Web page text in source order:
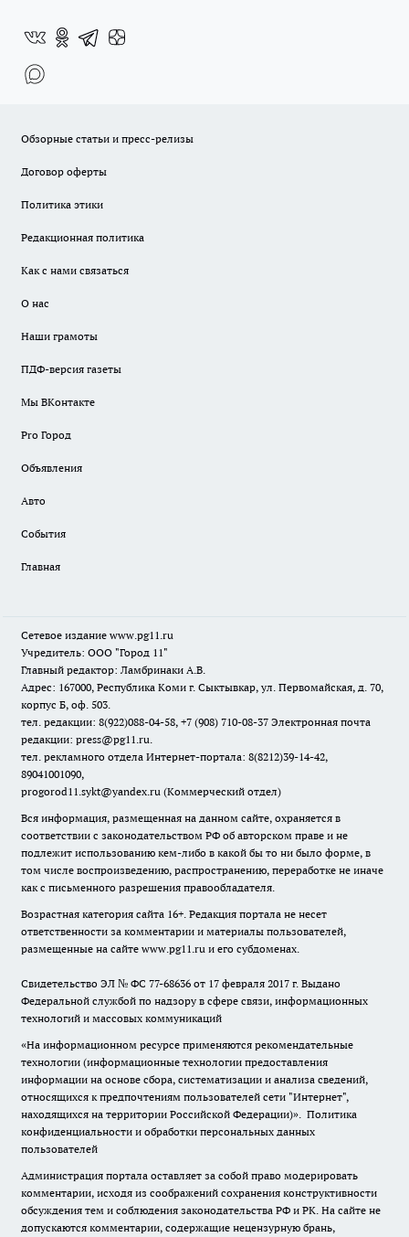
Обзорные статьи и пресс-релизы
Договор оферты
Политика этики
Редакционная политика
Как с нами связаться
О нас
Наши грамоты
ПДФ-версия газеты
Мы ВКонтакте
Pro Город
Объявления
Авто
События
Главная
Сетевое издание www.pg11.ru
Учредитель: ООО "Город 11"
Главный редактор: Ламбринаки А.В.
Адрес: 167000, Республика Коми г. Сыктывкар, ул. Первомайская, д. 70,
корпус Б, оф. 503.
тел. редакции: 8(922)088-04-58, +7 (908) 710-08-37 Электронная почта
редакции: press@pg11.ru.
тел. рекламного отдела Интернет-портала: 8(8212)39-14-42,
89041001090,
progorod11.sykt@yandex.ru (Коммерческий отдел)
Вся информация, размещенная на данном сайте, охраняется в
соответствии с законодательством РФ об авторском праве и не
подлежит использованию кем-либо в какой бы то ни было форме, в
том числе воспроизведению, распространению, переработке не иначе
как с письменного разрешения правообладателя.
Возрастная категория сайта 16+. Редакция портала не несет
ответственности за комментарии и материалы пользователей,
размещенные на сайте www.pg11.ru и его субдоменах.
Свидетельство ЭЛ № ФС 77-68636 от 17 февраля 2017 г. Выдано
Федеральной службой по надзору в сфере связи, информационных
технологий и массовых коммуникаций
«На информационном ресурсе применяются рекомендательные
технологии (информационные технологии предоставления
информации на основе сбора, систематизации и анализа сведений,
относящихся к предпочтениям пользователей сети "Интернет",
находящихся на территории Российской Федерации)». Политика
конфиденциальности и обработки персональных данных
пользователей
Администрация портала оставляет за собой право модерировать
комментарии, исходя из соображений сохранения конструктивности
обсуждения тем и соблюдения законодательства РФ и РК. На сайте не
допускаются комментарии, содержащие нецензурную брань,